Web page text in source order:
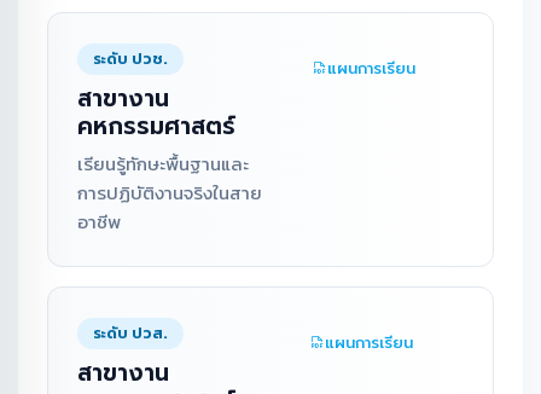
ระดับ ปวช.
สาขางาน
คหกรรมศาสตร์
เรียนรู้ทักษะพื้นฐานและ
การปฏิบัติงานจริงในสาย
อาชีพ
แผนการเรียน
ระดับ ปวส.
สาขางาน
แผนการเรียน